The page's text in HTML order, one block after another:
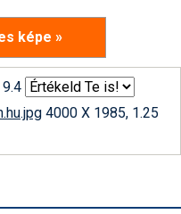
képe »
4000 X 1985, 1.25